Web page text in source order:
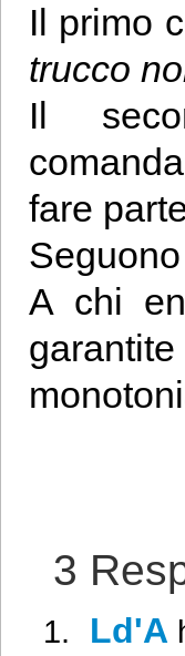
Il primo
trucco
Il
fare
A chi
3
Ld'A